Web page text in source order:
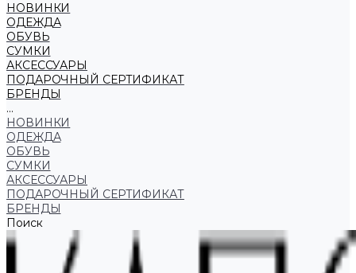
НОВИНКИ
ОДЕЖДА
ОБУВЬ
СУМКИ
АКСЕССУАРЫ
ПОДАРОЧНЫЙ СЕРТИФИКАТ
БРЕНДЫ
...
НОВИНКИ
ОДЕЖДА
ОБУВЬ
СУМКИ
АКСЕССУАРЫ
ПОДАРОЧНЫЙ СЕРТИФИКАТ
БРЕНДЫ
Поиск